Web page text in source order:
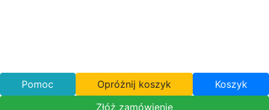
Pomoc Opróżnij koszyk
Koszyk
Złóż zamówienie